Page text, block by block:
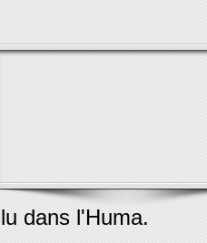
lu dans l'Huma.